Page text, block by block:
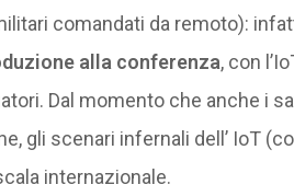
comandati da remoto):
alla conferenza, con
Dal momento che anche i
gli scenari infernali dell’ IoT
internazionale.